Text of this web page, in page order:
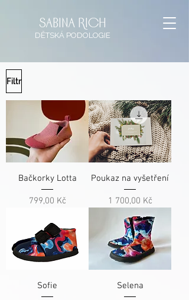
sabina rich
DĚTSKÁ PODOLOGIE
Filtr
Bačkorky Lotta
Cena
799,00 Kč
Poukaz na vyšetření
Cena
1 700,00 Kč
Sofie Selena